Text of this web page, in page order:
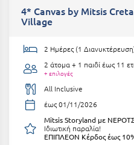
Καμένα Βούρλα
Καρδαμύλη
Καρδίτσα
Κάρπαθος
Καρπενήσι
4* Canvas by Mitsis
Village
2 Ημέρες (1
2 άτομα + 1 παιδί έως 11
+ επιλογές
All Inclusive
έως 01/11/2026
Mitsis Storyland με
Ιδιωτική παραλία!
ΕΠΙΠΛΕΟΝ Κέρδος έως